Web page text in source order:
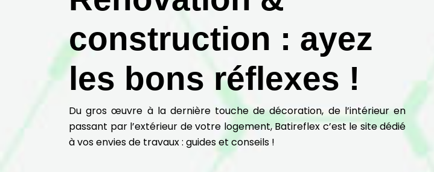
construction : ayez
les bons réflexes !
Du gros œuvre à la dernière touche de décoration, de l’intérieur en
passant par l’extérieur de votre logement, Batireflex c’est le site dédié
à vos envies de travaux : guides et conseils !